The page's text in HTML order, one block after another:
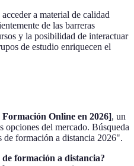
a material de calidad
de las barreras
y la posibilidad de interactuar
de estudio enriquecen el
Online en 2026], un
opciones del mercado. Búsqueda
de formación a distancia 2026".
formación a distancia?